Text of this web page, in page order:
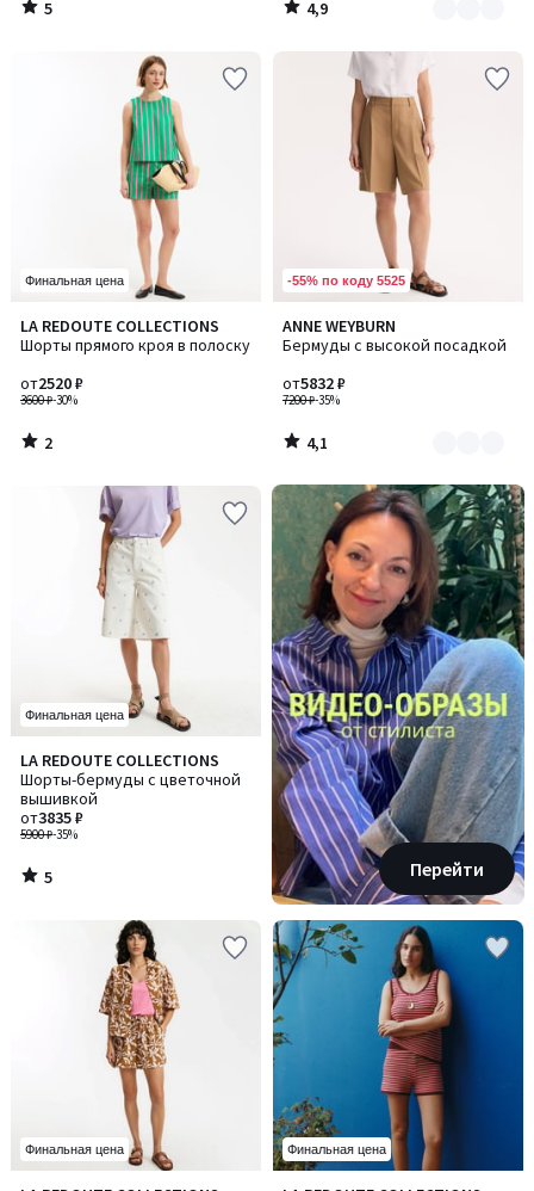
5
/
4,9
/
Финальная цена
LA REDOUTE COLLECTIONS
Шорты прямого кроя в полоску
3600 ₽-30%
от2520 ₽
2
/
2
/
-55% по коду 5525
ANNE WEYBURN
Бермуды с высокой посадкой
7200 ₽-35%
от5832 ₽
4,1
/ 5
Количество
цветов:
4,1
/
Финальная цена
LA REDOUTE COLLECTIONS
Шорты-бермуды с цветочной
вышивкой
5900 ₽-35%
от3835 ₽
5
/
5
5
/
Перейти
-
Финальная цена Финальная цена